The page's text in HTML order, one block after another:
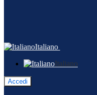
Italiano
Italiano
Accedi